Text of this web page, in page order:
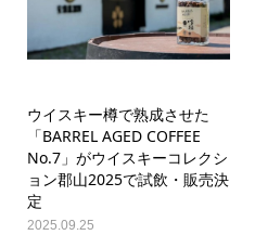
ウイスキー樽で熟成させた
「BARREL AGED COFFEE
No.7」がウイスキーコレクシ
ョン郡山2025で試飲・販売決
定
2025.09.25